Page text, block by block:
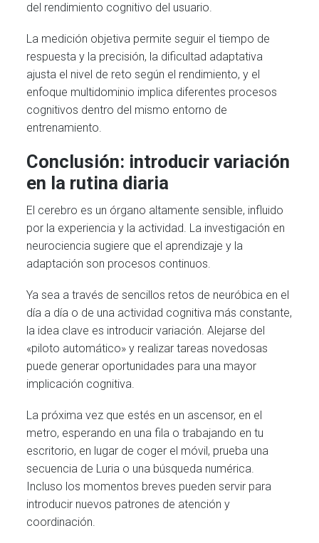
del rendimiento cognitivo del usuario.
La medición objetiva permite seguir el tiempo de
respuesta y la precisión, la dificultad adaptativa
ajusta el nivel de reto según el rendimiento, y el
enfoque multidominio implica diferentes procesos
cognitivos dentro del mismo entorno de
entrenamiento.
Conclusión: introducir variación
en la rutina diaria
El cerebro es un órgano altamente sensible, influido
por la experiencia y la actividad. La investigación en
neurociencia sugiere que el aprendizaje y la
adaptación son procesos continuos.
Ya sea a través de sencillos retos de neuróbica en el
día a día o de una actividad cognitiva más constante,
la idea clave es introducir variación. Alejarse del
«piloto automático» y realizar tareas novedosas
puede generar oportunidades para una mayor
implicación cognitiva.
La próxima vez que estés en un ascensor, en el
metro, esperando en una fila o trabajando en tu
escritorio, en lugar de coger el móvil, prueba una
secuencia de Luria o una búsqueda numérica.
Incluso los momentos breves pueden servir para
introducir nuevos patrones de atención y
coordinación.